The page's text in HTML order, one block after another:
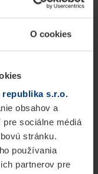
O cookies
republika s.r.o.
obsahov a
pre sociálne médiá
stránku.
používania
partnerov pre